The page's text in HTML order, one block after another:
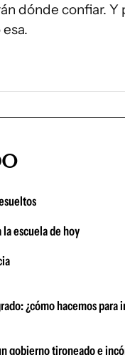
dónde confiar.
escuela de hoy
¿cómo hacemos para
gobierno tironeado e